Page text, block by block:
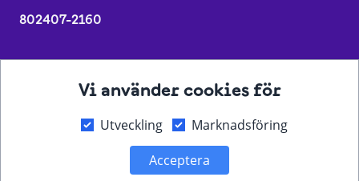
Vi använder cookies för
Utveckling
Marknadsföring
Acceptera
802407-2160